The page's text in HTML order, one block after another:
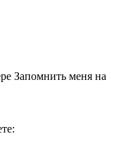
Запомнить меня на